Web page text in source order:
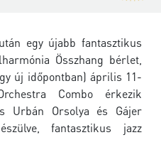
egy újabb fantasztikus
Összhang bérlet,
új időpontban) április 11-
Combo érkezik
Urbán Orsolya és Gájer
fantasztikus jazz